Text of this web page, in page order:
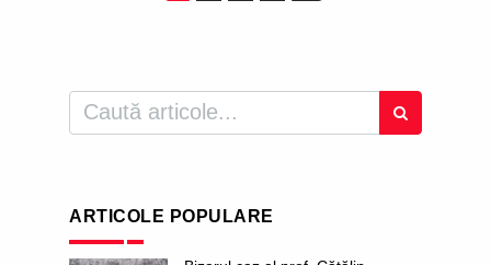
ARTICOLE POPULARE